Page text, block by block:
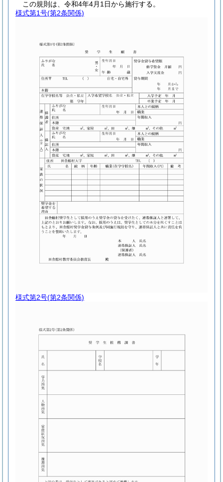
この規則は、令和4年4月1日から施行する。
様式第1号(第2条関係)
様式第2号(第2条関係)